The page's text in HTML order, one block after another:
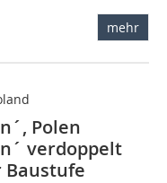
mehr
Polen
verdoppelt